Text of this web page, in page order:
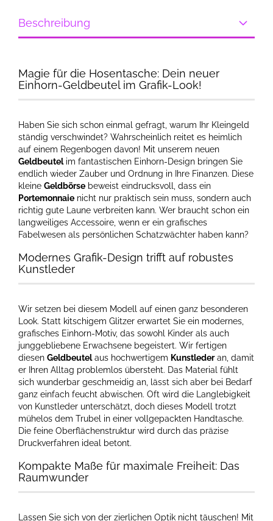
Beschreibung
Magie für die Hosentasche: Dein neuer
Einhorn-Geldbeutel im Grafik-Look!
Haben Sie sich schon einmal gefragt, warum Ihr Kleingeld
ständig verschwindet? Wahrscheinlich reitet es heimlich
auf einem Regenbogen davon! Mit unserem neuen
Geldbeutelim fantastischen Einhorn-Design bringen Sie
endlich wieder Zauber und Ordnung in Ihre Finanzen. Diese
kleine Geldbörse beweist eindrucksvoll, dass ein
Portemonnaie nicht nur praktisch sein muss, sondern auch
richtig gute Laune verbreiten kann. Wer braucht schon ein
langweiliges Accessoire, wenn er ein grafisches
Fabelwesen als persönlichen Schatzwächter haben kann?
Modernes Grafik-Design trifft auf robustes
Kunstleder
Wir setzen bei diesem Modell auf einen ganz besonderen
Look. Statt kitschigem Glitzer erwartet Sie ein modernes,
grafisches Einhorn-Motiv, das sowohl Kinder als auch
junggebliebene Erwachsene begeistert. Wir fertigen
diesen Geldbeutelaus hochwertigem Kunstlederan, damit
er Ihren Alltag problemlos übersteht. Das Material fühlt
sich wunderbar geschmeidig an, lässt sich aber bei Bedarf
ganz einfach feucht abwischen. Oft wird die Langlebigkeit
von Kunstleder unterschätzt, doch dieses Modell trotzt
mühelos dem Trubel in einer vollgepackten Handtasche.
Die feine Oberflächenstruktur wird durch das präzise
Druckverfahren ideal betont.
Kompakte Maße für maximale Freiheit: Das
Raumwunder
Lassen Sie sich von der zierlichen Optik nicht täuschen! Mit